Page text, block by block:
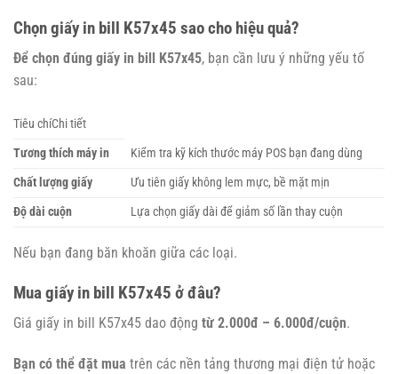
Chọn giấy in bill K57x45 sao cho hiệu quả?
Để chọn đúng giấy in bill K57x45, bạn cần lưu ý những yếu tố
sau:
Tiêu chíChi tiết
Tương thích máy in
Kiểm tra kỹ kích thước máy POS bạn đang dùng
Chất lượng giấy
Ưu tiên giấy không lem mực, bề mặt mịn
Độ dài cuộn
Lựa chọn giấy dài để giảm số lần thay cuộn
Nếu bạn đang băn khoăn giữa các loại.
Mua giấy in bill K57x45 ở đâu?
Giá giấy in bill K57x45 dao động từ 2.000đ – 6.000đ/cuộn.
Bạn có thể đặt mua trên các nền tảng thương mại điện tử hoặc